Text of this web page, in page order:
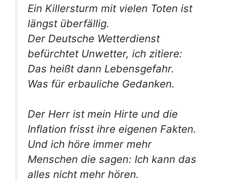
Ein Killersturm mit vielen Toten ist
längst überfällig.
Der Deutsche Wetterdienst
befürchtet Unwetter, ich zitiere:
Das heißt dann Lebensgefahr.
Was für erbauliche Gedanken.
Der Herr ist mein Hirte und die
Inflation frisst ihre eigenen Fakten.
Und ich höre immer mehr
Menschen die sagen: Ich kann das
alles nicht mehr hören.